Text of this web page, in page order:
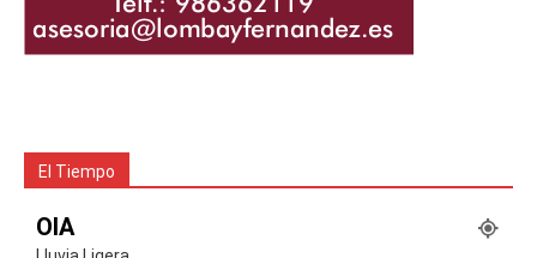
El Tiempo
OIA